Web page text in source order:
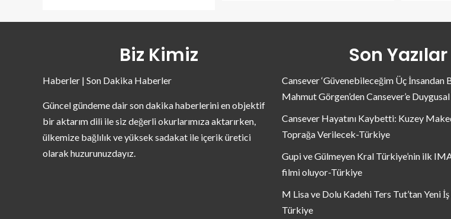
Biz Kimiz
Haberler | Son Dakika Haberler
Güncel gündeme dair son dakika haberlerini en objektif
bir aktarım dili ile siz değerli okurlarımıza aktarırken,
ülkemize bağlılık ve yüksek sadakat ile içerik üretici
olarak huzurunuzdayız.
Son Yazılar
Cansever ‘Güvenebileceğim Üç İnsandan
Mahmut Görgen’den Cansever’e
Cansever Hayatını Kaybetti: Kuzey
Toprağa Verilecek-Türkiye
Gupi ve Gülmeyen Kral Türkiye’nin ilk
filmi oluyor-Türkiye
M Lisa ve Dolu Kadehi Ters Tut’tan Yeni
Türkiye